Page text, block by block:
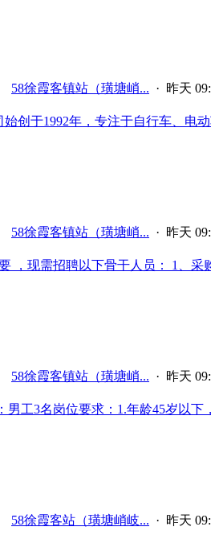
58徐霞客镇站（璜塘峭... · 昨天
创于1992年，专注于自行车、电
58徐霞客镇站（璜塘峭... · 昨天
，现需招聘以下骨干人员： 1、采
58徐霞客镇站（璜塘峭... · 昨天
工3名岗位要求：1.年龄45岁以下
58徐霞客站（璜塘峭岐... · 昨天